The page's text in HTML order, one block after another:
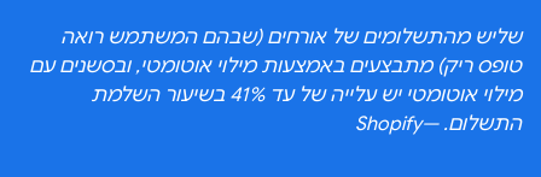
שליש מהתשלומים של אורחים (שבהם המשתמש רואה
טופס ריק) מתבצעים באמצעות מילוי אוטומטי, ובסשנים עם
מילוי אוטומטי יש עלייה של עד 41% בשיעור השלמת
התשלום. —Shopify